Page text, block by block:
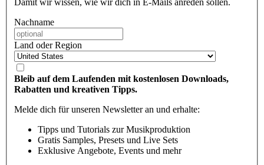
Damit wir wissen, wie wir dich in E-Mails anreden sollen.
Nachname
Land oder Region
Bleib auf dem Laufenden mit kostenlosen Downloads,
Rabatten und kreativen Tipps.
Melde dich für unseren Newsletter an und erhalte:
Tipps und Tutorials zur Musikproduktion
Gratis Samples, Presets und Live Sets
Exklusive Angebote, Events und mehr